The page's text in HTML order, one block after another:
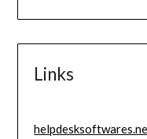
Links